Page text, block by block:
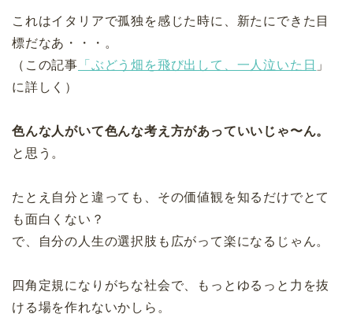
これはイタリアで孤独を感じた時に、新たにできた目
標だなあ・・・。
（この記事 「ぶどう畑を飛び出して、一人泣いた日 」
に詳しく）
色んな人がいて色んな考え方があっていいじゃ〜ん。
と思う。
たとえ自分と違っても、その価値観を知るだけでとて
も面白くない？
で、自分の人生の選択肢も広がって楽になるじゃん。
四角定規になりがちな社会で、もっとゆるっと力を抜
ける場を作れないかしら。